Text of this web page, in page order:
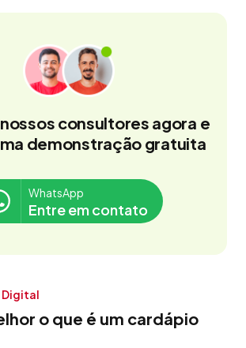
consultores agora e
demonstração gratuita
WhatsApp
Entre em contato
Digital
o que é um cardápio